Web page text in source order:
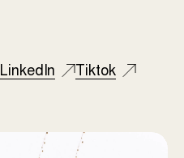
LinkedIn Tiktok